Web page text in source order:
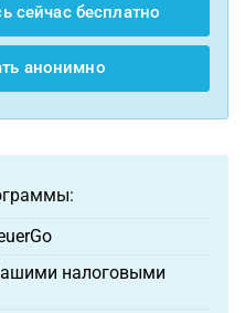
сейчас бесплатно
анонимно
налоговыми